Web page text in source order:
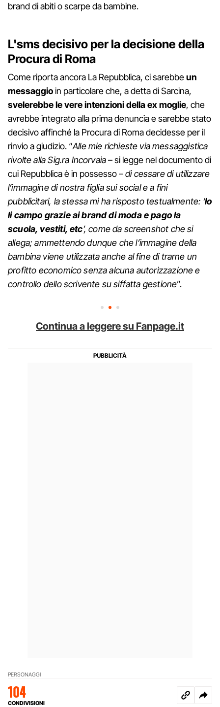
brand di abiti o scarpe da bambine.
L'sms decisivo per la decisione della
Procura di Roma
Come riporta ancora La Repubblica, ci sarebbeun
messaggioin particolare che, a detta di Sarcina,
svelerebbe le vere intenzioni della ex moglie, che
avrebbe integrato alla prima denuncia e sarebbe stato
decisivo affinché la Procura di Roma decidesse per il
rinvio a giudizio. “Alle mie richieste via messaggistica
rivolte alla Sig.ra Incorvaia– si legge nel documento di
cui Repubblica è in possesso –di cessare di utilizzare
l’immagine di nostra figlia sui social e a fini
pubblicitari, la stessa mi ha risposto testualmente: ‘Io
li campo grazie ai brand di moda e pago la
scuola, vestiti, etc’, come da screenshot che si
allega; ammettendo dunque che l’immagine della
bambina viene utilizzata anche al fine di trarne un
profitto economico senza alcuna autorizzazione e
controllo dello scrivente su siffatta gestione”.
Continua a leggere su Fanpage.it
PERSONAGGI
104
CONDIVISIONI